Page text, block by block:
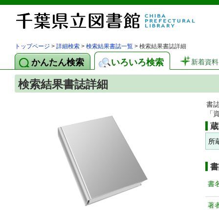
トップページ > 詳細検索 > 検索結果書誌一覧 > 検索結果書誌詳細
かんたん検索 いろいろ検索 新着資料
検索結果書誌詳細
書
「
所
書
著